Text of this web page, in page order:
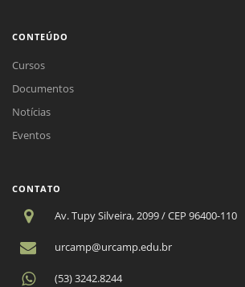
CONTEÚDO
Cursos
Documentos
Notícias
Eventos
CONTATO
Av. Tupy Silveira, 2099 / CEP 96400-110
urcamp@urcamp.edu.br
(53) 3242.8244